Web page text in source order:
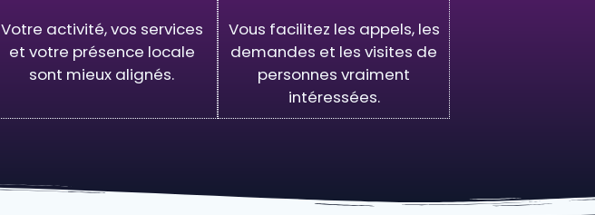
Votre activité, vos services
et votre présence locale
sont mieux alignés.
Vous facilitez les appels, les
demandes et les visites de
personnes vraiment
intéressées.